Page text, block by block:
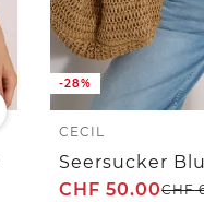
-28%
CECIL
Seersucker
CHF 50.00CHF